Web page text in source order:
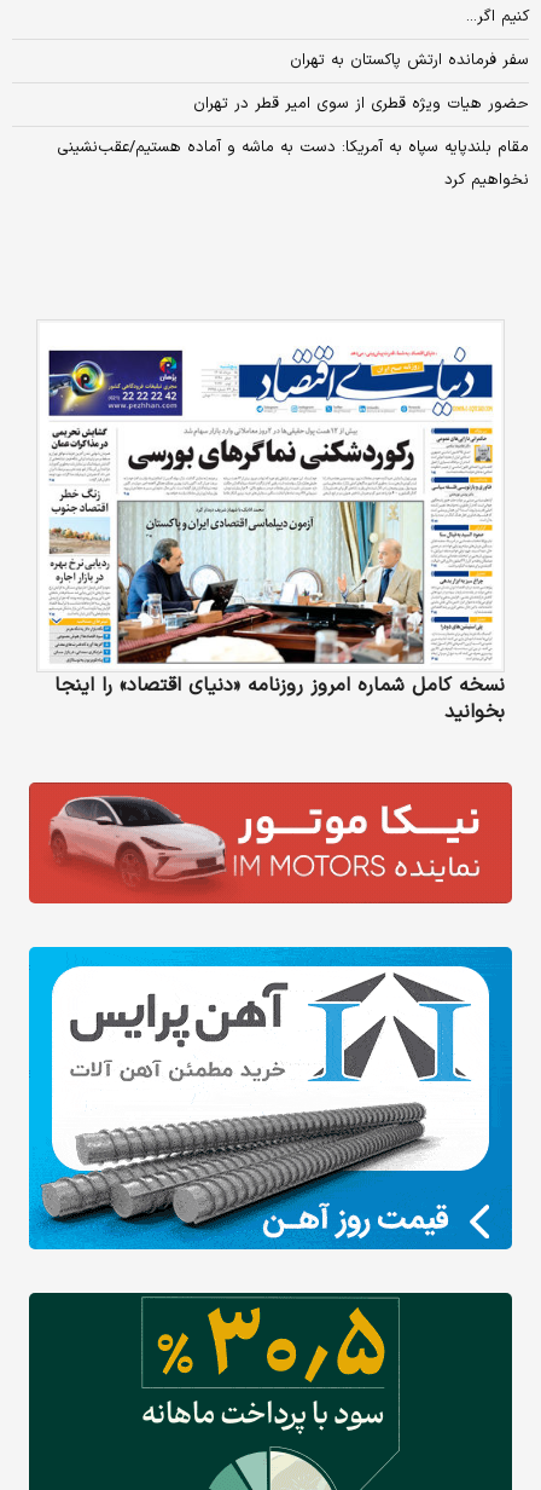
کنیم اگر...
سفر فرمانده ارتش پاکستان به تهران
حضور هیات ویژه قطری از سوی امیر قطر در تهران
مقام بلندپایه سپاه به آمریکا: دست به ماشه و آماده هستیم/عقب‌نشینی
نخواهیم کرد
نسخه کامل شماره امروز روزنامه «دنیای‌ اقتصاد» را اینجا
بخوانید